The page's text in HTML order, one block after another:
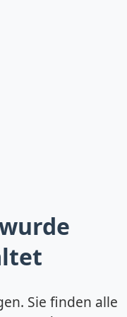
Sie finden alle